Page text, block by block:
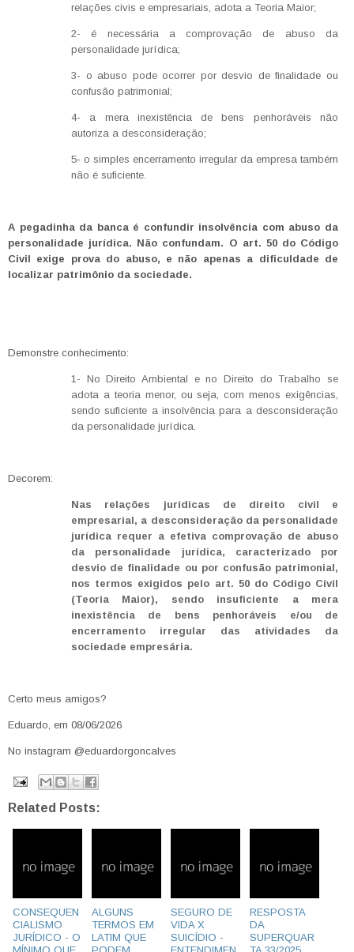
relações civis e empresariais, adota a Teoria Maior;
2- é necessária a comprovação de abuso da
personalidade jurídica;
3- o abuso pode ocorrer por desvio de finalidade ou
confusão patrimonial;
4- a mera inexistência de bens penhoráveis não
autoriza a desconsideração;
5- o simples encerramento irregular da empresa também
não é suficiente.
A pegadinha da banca é confundir insolvência com abuso da
personalidade jurídica. Não confundam. O art. 50 do Código
Civil exige prova do abuso, e não apenas a dificuldade de
localizar patrimônio da sociedade.
Demonstre conhecimento:
1- No Direito Ambiental e no Direito do Trabalho se
adota a teoria menor, ou seja, com menos exigências,
sendo suficiente a insolvência para a desconsideração
da personalidade jurídica.
Decorem:
Nas relações jurídicas de direito civil e
empresarial, a desconsideração da personalidade
jurídica requer a efetiva comprovação de abuso
da personalidade jurídica, caracterizado por
desvio de finalidade ou por confusão patrimonial,
nos termos exigidos pelo art. 50 do Código Civil
(Teoria Maior), sendo insuficiente a mera
inexistência de bens penhoráveis e/ou de
encerramento irregular das atividades da
sociedade empresária.
Certo meus amigos?
Eduardo, em 08/06/2026
No instagram @eduardorgoncalves
Related Posts:
CONSEQUEN
CIALISMO
JURÍDICO - O
ALGUNS
TERMOS EM
LATIM QUE
SEGURO DE
VIDA X
SUICÍDIO -
RESPOSTA
DA
SUPERQUAR